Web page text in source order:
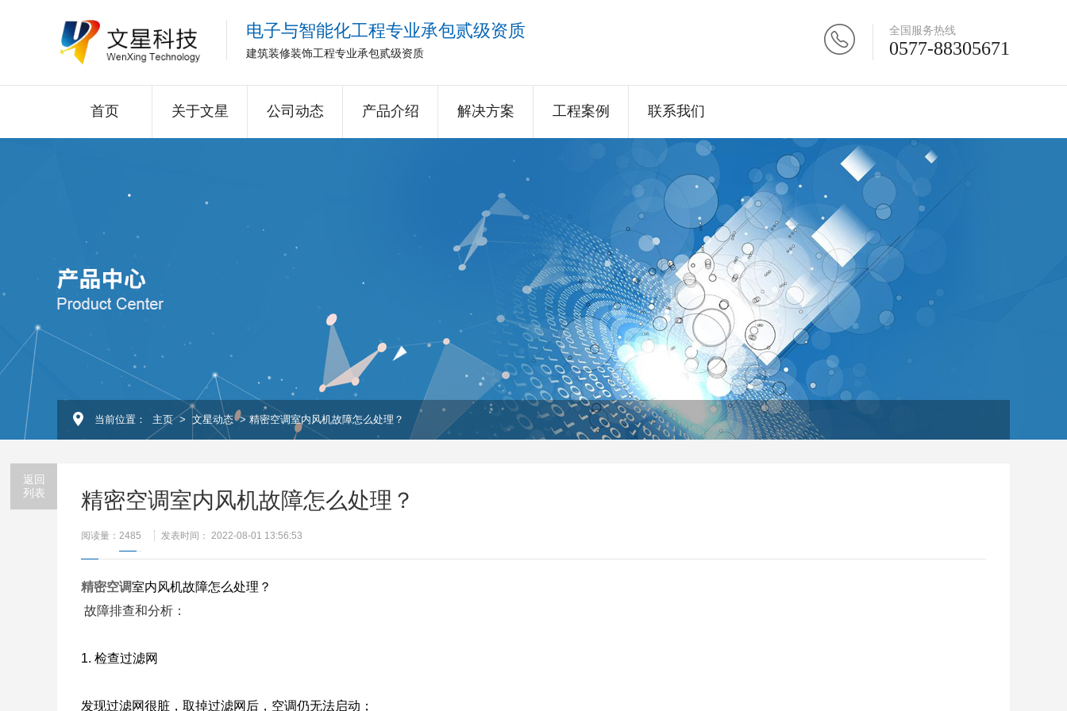
电子与智能化工程专业承包贰级资质
建筑装修装饰工程专业承包贰级资质
全国服务热线
0577-88305671
首页 关于文星 公司动态 产品介绍 解决方案 工程案例 联系我们
当前位置： 主页 > 文星动态 > 精密空调室内风机故障怎么处理？
返回
列表
精密空调室内风机故障怎么处理？
阅读量： 2485 发表时间： 2022-08-01 13:56:53
精密空调室内风机故障怎么处理？
故障排查和分析：
1. 检查过滤网
发现过滤网很脏，取掉过滤网后，空调仍无法启动；